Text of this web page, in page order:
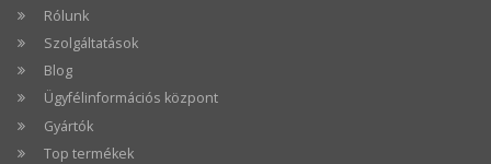
Rólunk
Szolgáltatások
Blog
Ügyfélinformációs központ
Gyártók
Top termékek